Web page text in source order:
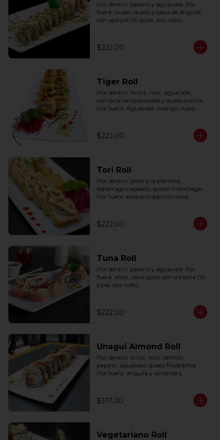
Por dentro: pepino y aguacate. Por
fuera: pulpo, queso y salsa de anguila
con ajonjolí (10 pzas. por rollo).
$222.00
Tiger Roll
Por dentro: Arroz, nori, aguacate,
camarón empanizado y queso crema.
Por fuera: Aguacate, mango, nuez
$222.00
Tori Roll
Por dentro: pollo a la plancha,
espárrago capeado, queso manchego.
Por fuera: empanizado con salsa
$222.00
Tuna Roll
Por dentro: pepino y aguacate. Por
fuera: atún, salsa spicy con sriracha (10
pzas. por rollo).
$222.00
Unagui Almond Roll
Por dentro: arroz, nori, salmón,
pepino, aguacate, queso filadelphia.
Por fuera: anguila y almendra,
$317.00
Vegetariano Roll